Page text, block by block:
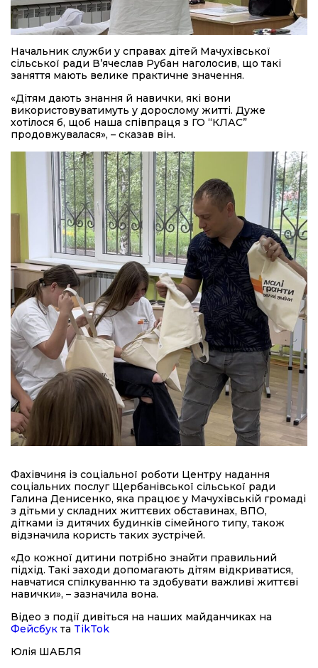
Начальник служби у справах дітей Мачухівської
сільської ради В’ячеслав Рубан наголосив, що такі
заняття мають велике практичне значення.
«Дітям дають знання й навички, які вони
використовуватимуть у дорослому житті. Дуже
хотілося б, щоб наша співпраця з ГО “КЛАС”
продовжувалася», – сказав він.
Фахівчиня із соціальної роботи Центру надання
соціальних послуг Щербанівської сільської ради
Галина Денисенко, яка працює у Мачухівській громаді
з дітьми у складних життєвих обставинах, ВПО,
дітками із дитячих будинків сімейного типу, також
відзначила користь таких зустрічей.
«До кожної дитини потрібно знайти правильний
підхід. Такі заходи допомагають дітям відкриватися,
навчатися спілкуванню та здобувати важливі життєві
навички», – зазначила вона.
Відео з події дивіться на наших майданчиках на
Фейсбук та TikTok
Юлія ШАБЛЯ